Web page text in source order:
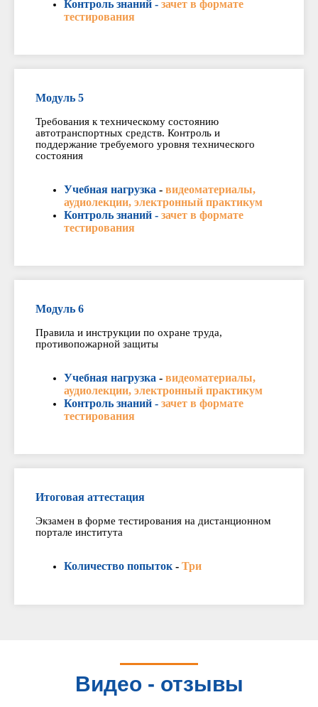
Контроль знаний - зачет в формате
тестирования
Модуль 5
Требования к техническому состоянию
автотранспортных средств. Контроль и
поддержание требуемого уровня технического
состояния
Учебная нагрузка - видеоматериалы,
аудиолекции, электронный практикум
Контроль знаний - зачет в формате
тестирования
Модуль 6
Правила и инструкции по охране труда,
противопожарной защиты
Учебная нагрузка - видеоматериалы,
аудиолекции, электронный практикум
Контроль знаний - зачет в формате
тестирования
Итоговая аттестация
Экзамен в форме тестирования на дистанционном
портале института
Количество попыток - Три
Видео - отзывы